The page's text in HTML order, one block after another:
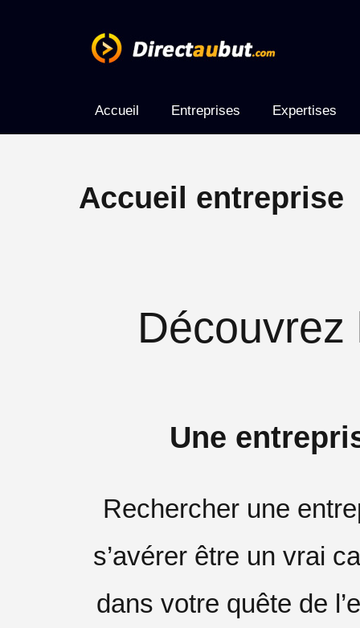
Accueil Entreprises Expertises
Accueil entreprise
Une
Rechercher une
s’avérer être un vrai
dans votre quête de